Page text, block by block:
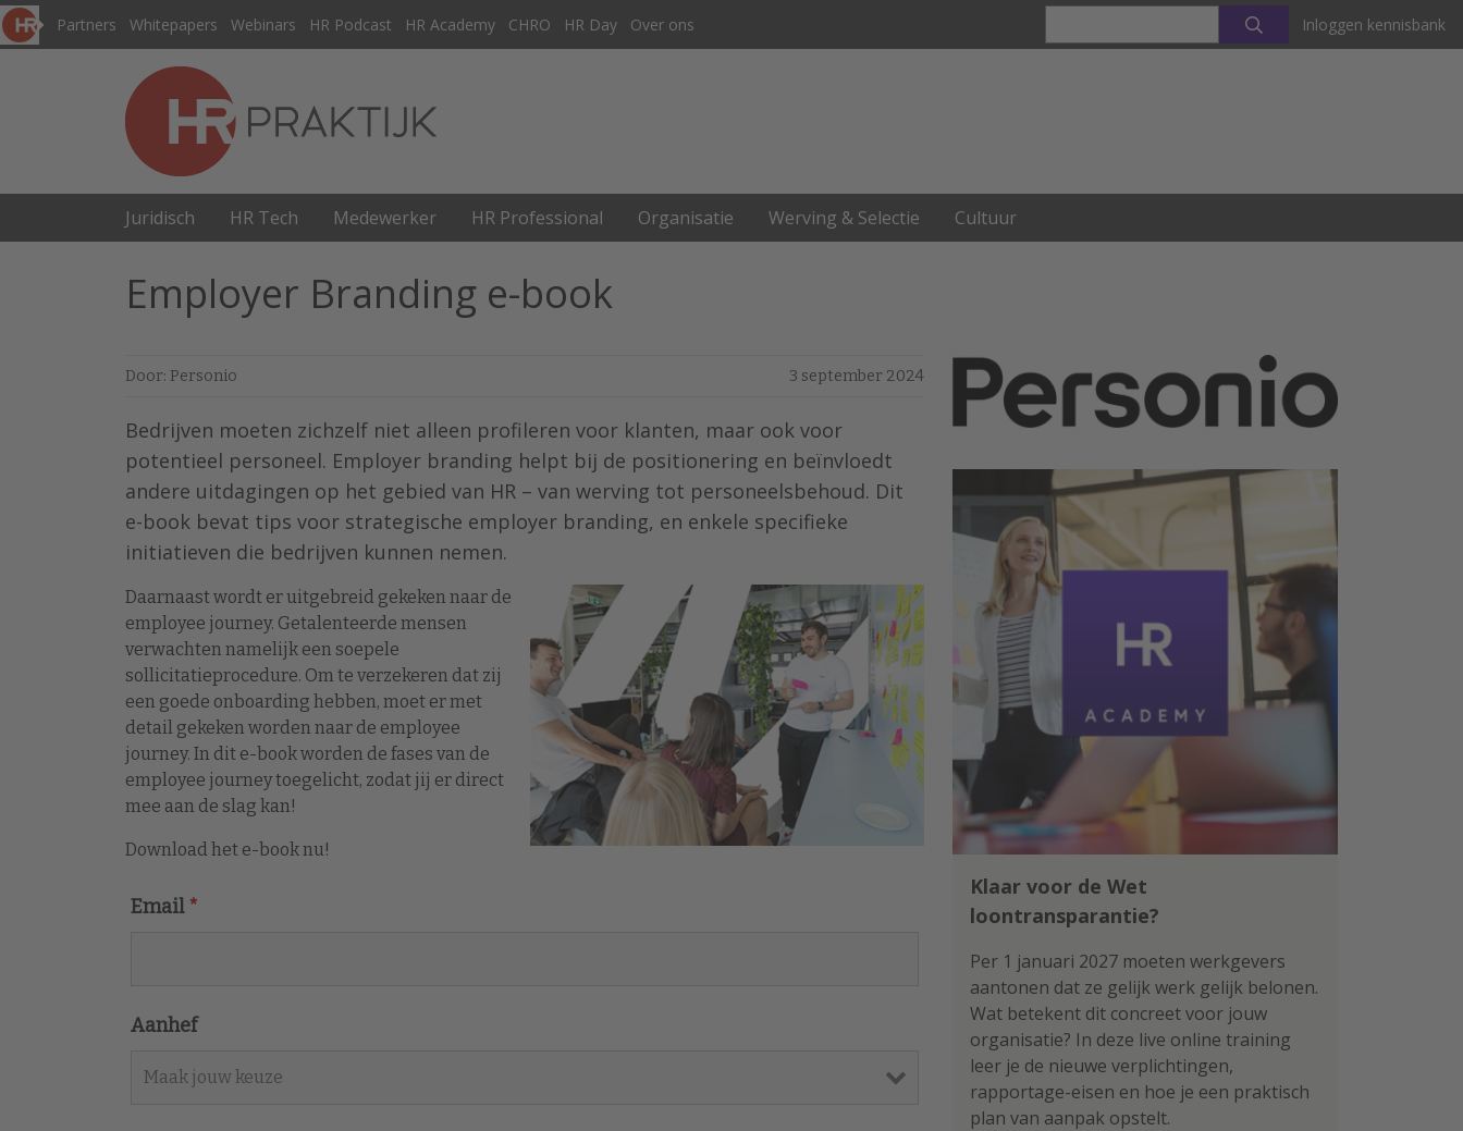
Partners Whitepapers Webinars HR Podcast HR Academy CHRO HR Day Over ons Inloggen kennisbank
Juridisch HR Tech Medewerker HR Professional Organisatie Werving & Selectie Cultuur
Employer Branding e-book
Door: Personio 3 september 2024
Bedrijven moeten zichzelf niet alleen profileren voor klanten, maar ook voor
potentieel personeel. Employer branding helpt bij de positionering en beïnvloedt
andere uitdagingen op het gebied van HR – van werving tot personeelsbehoud. Dit
e-book bevat tips voor strategische employer branding, en enkele specifieke
initiatieven die bedrijven kunnen nemen.
Daarnaast wordt er uitgebreid gekeken naar de
employee journey. Getalenteerde mensen
verwachten namelijk een soepele
sollicitatieprocedure. Om te verzekeren dat zij
een goede onboarding hebben, moet er met
detail gekeken worden naar de employee
journey. In dit e-book worden de fases van de
employee journey toegelicht, zodat jij er direct
mee aan de slag kan!
Download het e-book nu!
Email *
Aanhef
Klaar voor de Wet
loontransparantie?
Per 1 januari 2027 moeten werkgevers
aantonen dat ze gelijk werk gelijk belonen.
Wat betekent dit concreet voor jouw
organisatie? In deze live online training
leer je de nieuwe verplichtingen,
rapportage-eisen en hoe je een praktisch
plan van aanpak opstelt.